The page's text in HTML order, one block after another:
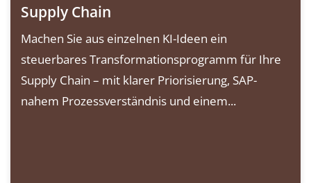
Supply Chain
Machen Sie aus einzelnen KI-Ideen ein
steuerbares Transformationsprogramm für Ihre
Supply Chain – mit klarer Priorisierung, SAP-
nahem Prozessverständnis und einem...